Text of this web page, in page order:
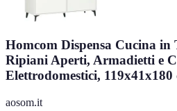
Homcom Dispensa Cucina
Ripiani Aperti, Armadietti e
Elettrodomestici, 119x41x180
aosom.it